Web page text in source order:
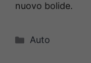
nuovo bolide.
Categorie
Auto